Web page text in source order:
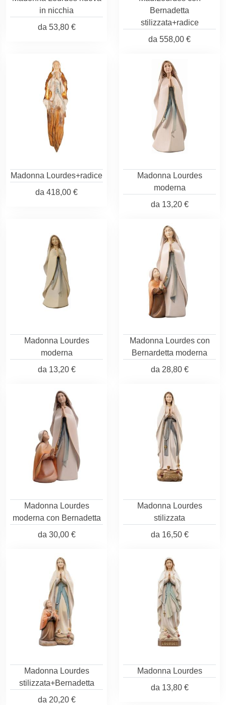
in nicchia
da 53,80 €
Bernadetta
stilizzata+radice
da 558,00 €
Madonna Lourdes+radice
da 418,00 €
Madonna Lourdes
moderna
da 13,20 €
Madonna Lourdes
moderna
da 13,20 €
Madonna Lourdes con
Bernardetta moderna
da 28,80 €
Madonna Lourdes
moderna con Bernadetta
da 30,00 €
Madonna Lourdes
stilizzata
da 16,50 €
Madonna Lourdes
stilizzata+Bernadetta
da 20,20 €
Madonna Lourdes
da 13,80 €